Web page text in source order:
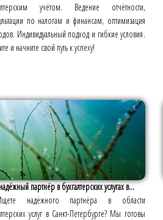
учётом. Ведение отчётности,
по налогам и финансам, оптимизация
Индивидуальный подход и гибкие условия.
и начните свой путь к успеху!
партнёр в бухгалтерских услугах в...
надёжного партнёра в области
услуг в Санкт-Петербурге? Мы готовы